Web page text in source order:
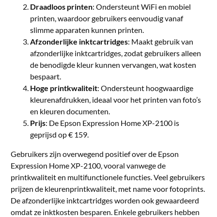
Draadloos printen: Ondersteunt WiFi en mobiel
printen, waardoor gebruikers eenvoudig vanaf
slimme apparaten kunnen printen.
Afzonderlijke inktcartridges: Maakt gebruik van
afzonderlijke inktcartridges, zodat gebruikers alleen
de benodigde kleur kunnen vervangen, wat kosten
bespaart.
Hoge printkwaliteit: Ondersteunt hoogwaardige
kleurenafdrukken, ideaal voor het printen van foto’s
en kleuren documenten.
Prijs: De Epson Expression Home XP-2100 is
geprijsd op € 159.
Gebruikers zijn overwegend positief over de Epson
Expression Home XP-2100, vooral vanwege de
printkwaliteit en multifunctionele functies. Veel gebruikers
prijzen de kleurenprintkwaliteit, met name voor fotoprints.
De afzonderlijke inktcartridges worden ook gewaardeerd
omdat ze inktkosten besparen. Enkele gebruikers hebben